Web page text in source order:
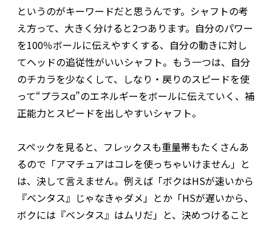
というのがキーワードだと思うんです。シャフトの考
え方って、大きく分けると2つあります。自分のパワー
を100％ボールに伝えやすくする、自分の動きに対し
てヘッドの追従性がいいシャフト。もう一つは、自分
のチカラを少なくして、しなり・戻りのスピードを使
って“プラスα”のエネルギーをボールに伝えていく、補
正能力とスピードを出しやすいシャフト。
スペックを見ると、フレックスも重量帯もたくさんあ
るので「アマチュアはコレを使っちゃいけません」と
は、決して言えません。例えば「ボクはHSが速いから
『ベンタス』じゃなきゃダメ」とか「HSが遅いから、
ボクには『ベンタス』はムリだ」と、決めつけること